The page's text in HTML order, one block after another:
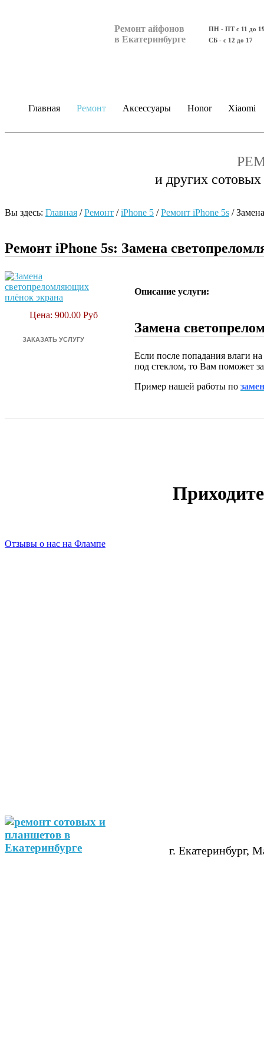
Ремонт айфонов
в Екатеринбурге
ПН - ПТ с 11 до
СБ - с 12 до 17
Главная Ремонт Аксессуары Honor Xiaomi
и других
Вы здесь: Главная /Ремонт /iPhone 5 /Ремонт iPhone 5s /
Ремонт iPhone 5s: Замена
Цена: 900.00 Руб
Описание услуги:
Замена
Если после попадания влаги
под стеклом, то Вам поможет
Пример нашей работы по
Отзывы о нас на Флампе
г. Екатеринбург,